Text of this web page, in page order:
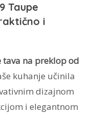
Taupe
i
tava na preklop od
kuhanje učinila
dizajnom
i elegantnom